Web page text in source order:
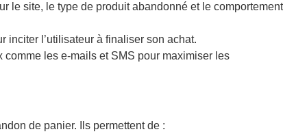
le site, le type de produit abandonné et le comportement
inciter l’utilisateur à finaliser son achat.
les e-mails et SMS pour maximiser les
de panier. Ils permettent de :